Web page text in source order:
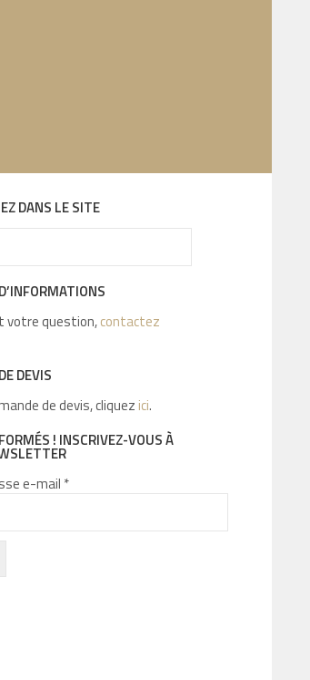
DANS LE SITE
votre question,contactez
DEVIS
de devis, cliquez ici.
! INSCRIVEZ-VOUS À
e-mail *